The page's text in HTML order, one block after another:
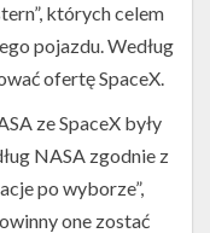
których celem
pojazdu. Według
ofertę SpaceX.
ze SpaceX były
NASA zgodnie z
po wyborze”,
one zostać